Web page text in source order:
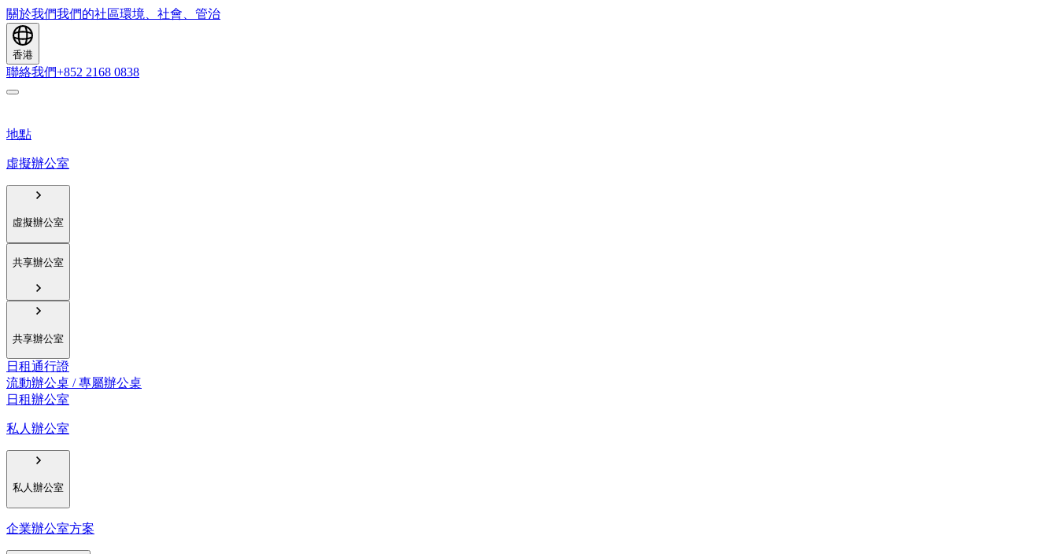
關於我們我們的社區環境、社會、管治
香港
聯絡我們+852 2168 0838
地點
虛擬辦公室
虛擬辦公室
共享辦公室
共享辦公室
日租通行證
流動辦公桌 / 專屬辦公桌
日租辦公室
私人辦公室
私人辦公室
企業辦公室方案